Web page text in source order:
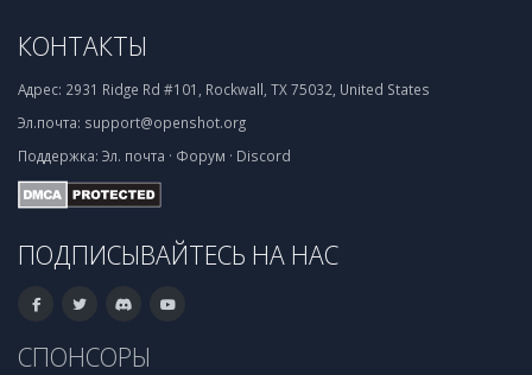
КОНТАКТЫ
Адрес: 2931 Ridge Rd #101, Rockwall, TX 75032, United States
Эл.почта: support@openshot.org
Поддержка: Эл. почта · Форум · Discord
ПОДПИСЫВАЙТЕСЬ НА НАС
СПОНСОРЫ